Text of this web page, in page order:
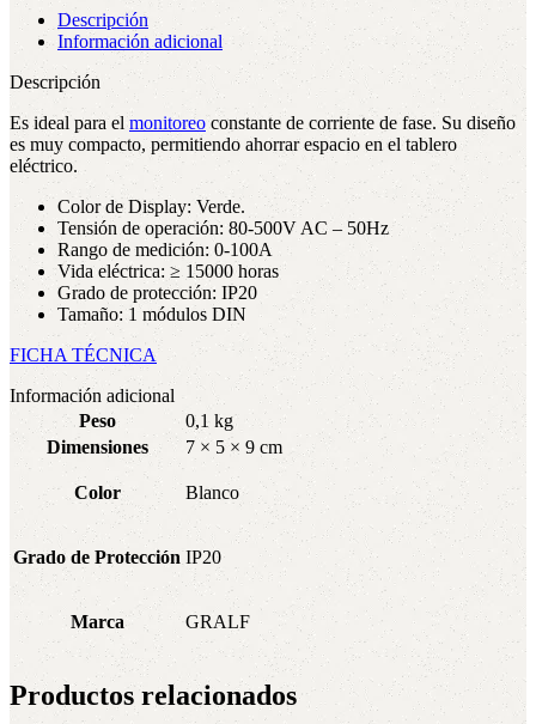
Descripción
Información adicional
Descripción
Es ideal para elmonitoreoconstante de corriente de fase. Su diseño
es muy compacto, permitiendo ahorrar espacio en el tablero
eléctrico.
Color de Display: Verde.
Tensión de operación: 80-500V AC – 50Hz
Rango de medición: 0-100A
Vida eléctrica: ≥ 15000 horas
Grado de protección: IP20
Tamaño: 1 módulos DIN
FICHA TÉCNICA
Información adicional
Peso
0,1 kg
Dimensiones
7 × 5 × 9 cm
Color Blanco
Grado de Protección IP20
Marca GRALF
Productos relacionados